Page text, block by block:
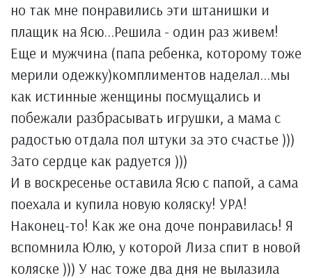
но так мне понравились эти штанишки и
плащик на Ясю...Решила - один раз живем!
Еще и мужчина (папа ребенка, которому тоже
мерили одежку)комплиментов наделал...мы
как истинные женщины посмущались и
побежали разбрасывать игрушки, а мама с
радостью отдала пол штуки за это счастье )))
Зато сердце как радуется )))
И в воскресенье оставила Ясю с папой, а сама
поехала и купила новую коляску! УРА!
Наконец-то! Как же она доче понравилась! Я
вспомнила Юлю, у которой Лиза спит в новой
коляске ))) У нас тоже два дня не вылазила